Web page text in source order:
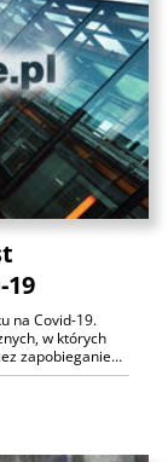
na Covid-19.
w których
zapobieganie…